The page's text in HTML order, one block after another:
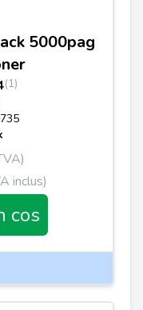
5000pag
(1)
inclus)
cos